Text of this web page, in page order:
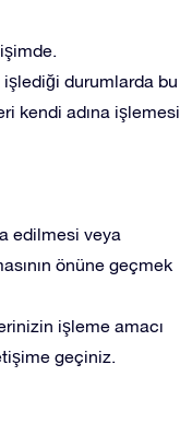
işlediği durumlarda bu
kendi adına işlemesi
edilmesi veya
önüne geçmek
işleme amacı
geçiniz.